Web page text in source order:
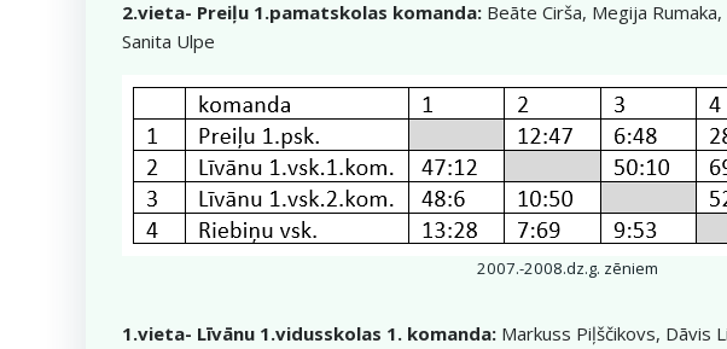
2.vieta- Preiļu 1.pamatskolas komanda: Beāte Cirša, Megija
Sanita Ulpe
2007.-2008.dz.g. zēniem
1.vieta- Līvānu 1.vidusskolas 1. komanda: Markuss Piļščikovs, Dāvis